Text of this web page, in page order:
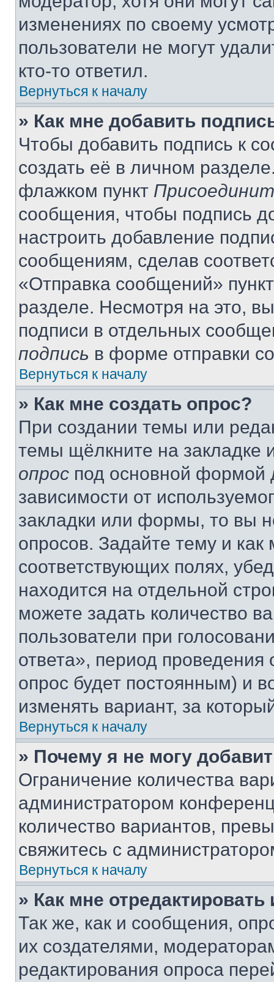
изменениях по своему
пользователи не могут
кто-то ответил.
Вернуться к началу
» Как мне добавить
Чтобы добавить подпись к
создать её в личном
флажком пункт
сообщения, чтобы подпись
настроить добавление
сообщениям, сделав
«Отправка сообщений»
разделе. Несмотря на это,
подписи в отдельных
подпись в форме отправки
Вернуться к началу
» Как мне создать опрос?
При создании темы или
темы щёлкните на
опрос под основной формой
зависимости от
закладки или формы, то вы
опросов. Задайте тему и
соответствующих полях,
находится на отдельной
можете задать количество
пользователи при
ответа», период проведения
опрос будет постоянным) и
изменять вариант, за
Вернуться к началу
» Почему я не могу
Ограничение количества
администратором
количество вариантов,
свяжитесь с
Вернуться к началу
» Как мне
Так же, как и сообщения,
их создателями,
редактирования опроса